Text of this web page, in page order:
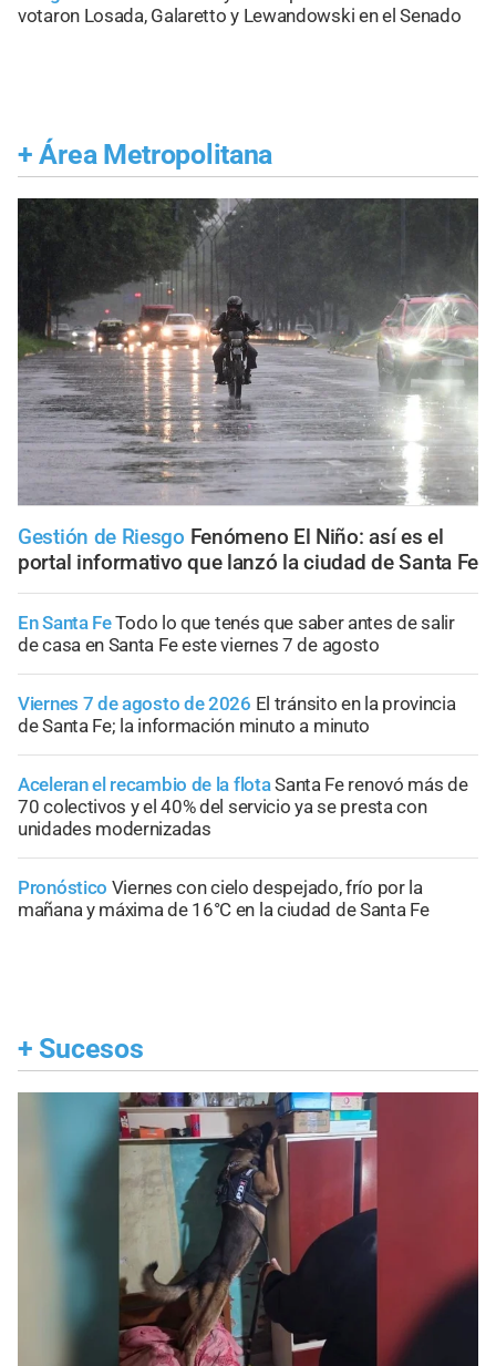
votaron Losada, Galaretto y Lewandowski en el Senado
+ Área Metropolitana
Gestión de Riesgo Fenómeno El Niño: así es el
portal informativo que lanzó la ciudad de Santa Fe
En Santa FeTodo lo que tenés que saber antes de salir
de casa en Santa Fe este viernes 7 de agosto
Viernes 7 de agosto de 2026 El tránsito en la provincia
de Santa Fe; la información minuto a minuto
Aceleran el recambio de la flotaSanta Fe renovó más de
70 colectivos y el 40% del servicio ya se presta con
unidades modernizadas
Pronóstico Viernes con cielo despejado, frío por la
mañana y máxima de 16°C en la ciudad de Santa Fe
+ Sucesos